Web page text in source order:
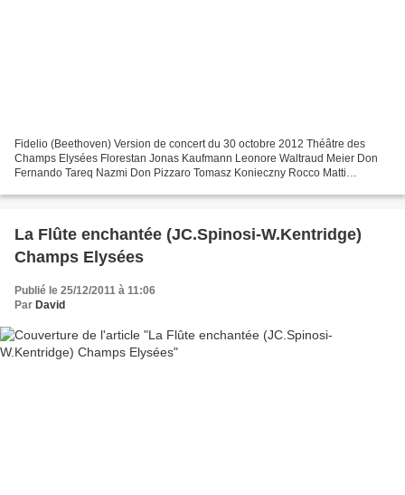
Fidelio (Beethoven) Version de concert du 30 octobre 2012 Théâtre des
Champs Elysées Florestan Jonas Kaufmann Leonore Waltraud Meier Don
Fernando Tareq Nazmi Don Pizzaro Tomasz Konieczny Rocco Matti
La Flûte enchantée (JC.Spinosi-W.Kentridge)
Champs Elysées
Publié le 25/12/2011 à 11:06
Par David